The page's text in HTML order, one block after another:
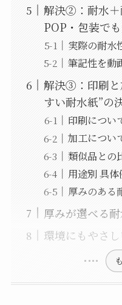
解決②：耐水＋
POP・包装で
実際の耐水
筆記性を動
解決③：印刷と
すい耐水紙”の
印刷につい
加工につい
類似品との
用途別 具
厚みのあ
厚みが選べる
環境にもやさ